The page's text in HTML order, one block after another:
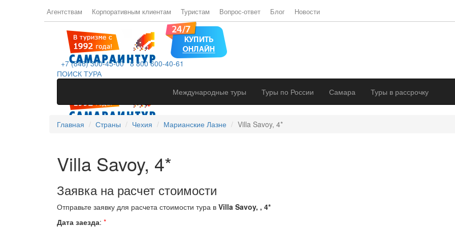
Агентствам Корпоративным клиентам Туристам Вопрос-ответ Блог Новости
+7 (846) 300-45-00 8 800 600-40-61
ПОИСК ТУРА
Международные туры
Туры по России Самара Туры в рассрочку
Главная Страны Чехия Марианские Лазне Villa Savoy, 4*
Villa Savoy, 4*
Заявка на расчет стоимости
Отправьте заявку для расчета стоимости тура в Villa Savoy, , 4*
Дата заезда: *